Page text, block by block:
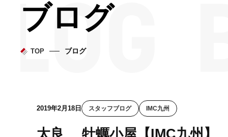
ブログ
TOP ブログ
2019年2月18日 スタッフブログ IMC九州
太良 牡蠣小屋【IMC九州】